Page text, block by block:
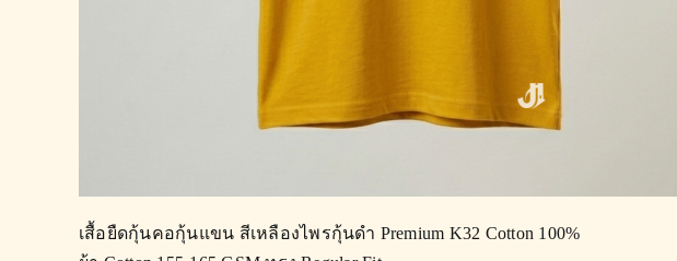
เสื้อยืดกุ้นคอกุ้นแขน สีเหลืองไพรกุ้นดำ Premium K32 Cotton 100%